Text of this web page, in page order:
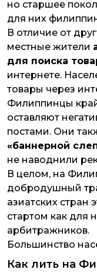
но старшее
для них
В отличие от
местные жители
для поиска
интернете.
товары через
Филиппинцы
оставляют
постами. Они
«баннерной
не наводнили
В целом, на
добродушный
азиатских стран
стартом как для
арбитражников.
Большинство
Как лить на